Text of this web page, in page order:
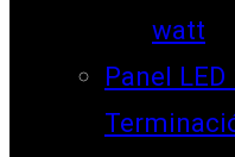
watt
Panel